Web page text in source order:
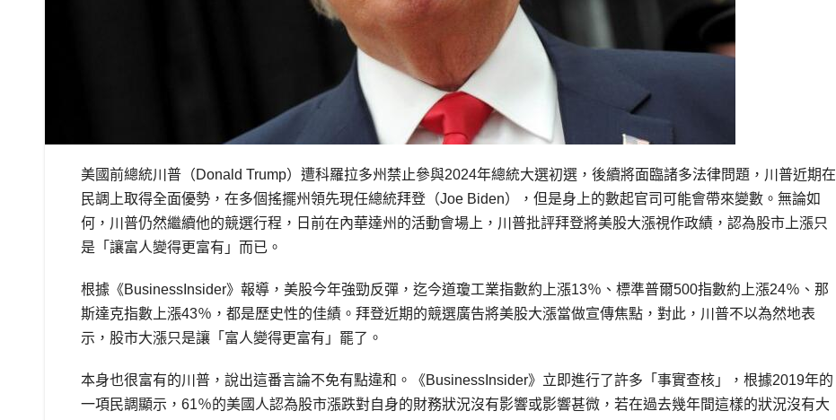
美國前總統川普（Donald Trump）遭科羅拉多州禁止參與2024年總統大選初選，後續將面臨諸多法律問題，川普近期在
民調上取得全面優勢，在多個搖擺州領先現任總統拜登（Joe Biden），但是身上的數起官司可能會帶來變數。無論如
何，川普仍然繼續他的競選行程，日前在內華達州的活動會場上，川普批評拜登將美股大漲視作政績，認為股市上漲只
是「讓富人變得更富有」而已。
根據《BusinessInsider》報導，美股今年強勁反彈，迄今道瓊工業指數約上漲13％、標準普爾500指數約上漲24％、那
斯達克指數上漲43％，都是歷史性的佳績。拜登近期的競選廣告將美股大漲當做宣傳焦點，對此，川普不以為然地表
示，股市大漲只是讓「富人變得更富有」罷了。
本身也很富有的川普，說出這番言論不免有點違和。《BusinessInsider》立即進行了許多「事實查核」，根據2019年的
一項民調顯示，61％的美國人認為股市漲跌對自身的財務狀況沒有影響或影響甚微，若在過去幾年間這樣的狀況沒有大